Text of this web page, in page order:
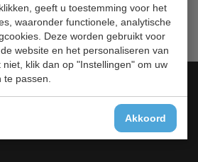
geeft u toestemming voor het
waaronder functionele, analytische
Deze worden gebruikt voor
website en het personaliseren van
klik dan op "Instellingen" om uw
passen.
Akkoord